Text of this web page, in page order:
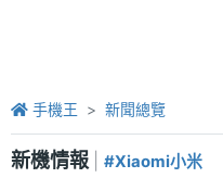
手機王 新聞總覽
新機情報 #Xiaomi小米